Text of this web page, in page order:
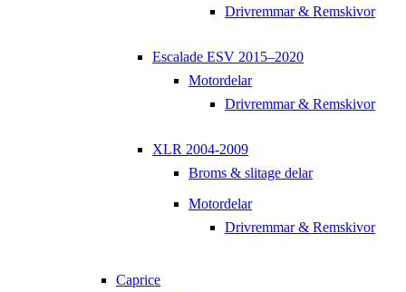
Drivremmar & Remskivor
Escalade ESV 2015–2020
Motordelar
Drivremmar & Remskivor
XLR 2004-2009
Broms & slitage delar
Motordelar
Drivremmar & Remskivor
Caprice